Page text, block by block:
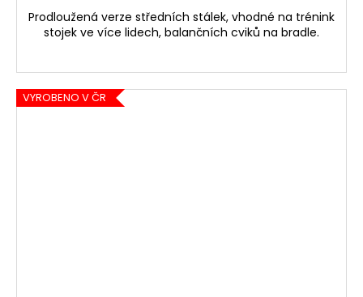
Prodloužená verze středních stálek, vhodné na trénink
stojek ve více lidech, balančních cviků na bradle.
VYROBENO V ČR